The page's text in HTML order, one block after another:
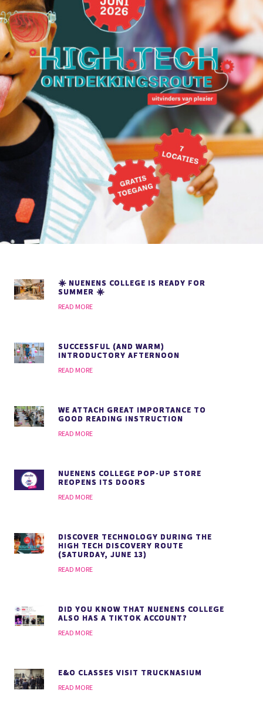
☀️ NUENENS COLLEGE IS READY FOR
SUMMER ☀️
READ MORE
SUCCESSFUL (AND WARM)
INTRODUCTORY AFTERNOON
READ MORE
WE ATTACH GREAT IMPORTANCE TO
GOOD READING INSTRUCTION
READ MORE
NUENENS COLLEGE POP-UP STORE
REOPENS ITS DOORS
READ MORE
DISCOVER TECHNOLOGY DURING THE
HIGH TECH DISCOVERY ROUTE
(SATURDAY, JUNE 13)
READ MORE
DID YOU KNOW THAT NUENENS COLLEGE
ALSO HAS A TIKTOK ACCOUNT?
READ MORE
E&O CLASSES VISIT TRUCKNASIUM
READ MORE